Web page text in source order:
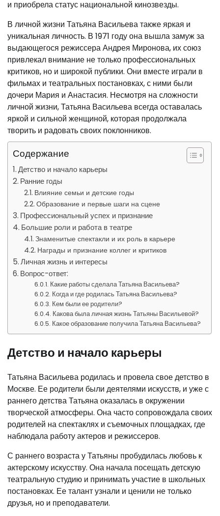
и приобрела статус национальной кинозвезды.
В личной жизни Татьяна Васильева также яркая и
уникальная личность. В 1971 году она вышла замуж за
выдающегося режиссера Андрея Миронова, их союз
привлекал внимание не только профессиональных
критиков, но и широкой публики. Они вместе играли в
фильмах и театральных постановках, с ними были
дочери Мария и Анастасия. Несмотря на сложности
личной жизни, Татьяна Васильева всегда оставалась
яркой и сильной женщиной, которая продолжала
творить и радовать своих поклонников.
Содержание
Детство и начало карьеры
Ранние годы
Влияние семьи и детские годы
Образование и первые шаги на сцене
Профессиональный успех и признание
Большие роли и работа в театре
Знаменитые спектакли и их роль в карьере
Награды и признание коллег и критиков
Личная жизнь и интересы
Вопрос-ответ:
Какие работы сделала Татьяна Васильева?
Когда и где родилась Татьяна Васильева?
Кем были ее родители?
Какова была личная жизнь Татьяны Васильевой?
Какое образование получила Татьяна Васильева?
Детство и начало карьеры
Татьяна Васильева родилась и провела свое детство в
Москве. Ее родители были деятелями искусств, и уже с
раннего детства Татьяна оказалась в окружении
творческой атмосферы. Она часто сопровождала своих
родителей на спектаклях и съемочных площадках, где
наблюдала работу актеров и режиссеров.
С раннего возраста у Татьяны пробудилась любовь к
актерскому искусству. Она начала посещать детскую
театральную студию и принимать участие в школьных
постановках. Ее талант узнали и ценили не только
друзья, но и преподаватели.